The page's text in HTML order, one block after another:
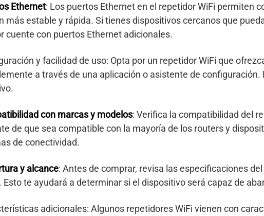
Ethernet: Los puertos Ethernet en el repetidor WiFi permiten
más estable y rápida. Si tienes dispositivos cercanos que
cuente con puertos Ethernet adicionales.
y facilidad de uso: Opta por un repetidor WiFi que
a través de una aplicación o asistente de
con marcas y modelos: Verifica la compatibilidad del
de que sea compatible con la mayoría de los routers y
de conectividad.
y alcance: Antes de comprar, revisa las especificaciones
Esto te ayudará a determinar si el dispositivo será capaz de
adicionales: Algunos repetidores WiFi vienen con